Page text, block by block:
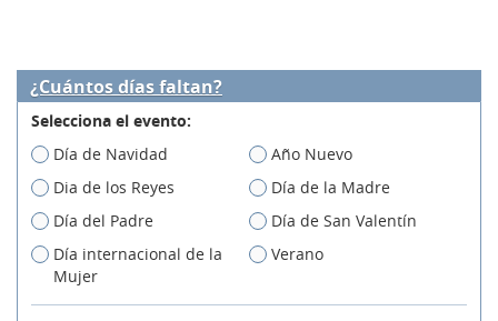
¿Cuántos días faltan?
Selecciona el evento:
Día de Navidad
Año Nuevo
Dia de los Reyes
Día de la Madre
Día del Padre
Día de San Valentín
Día internacional de la
Mujer
Verano